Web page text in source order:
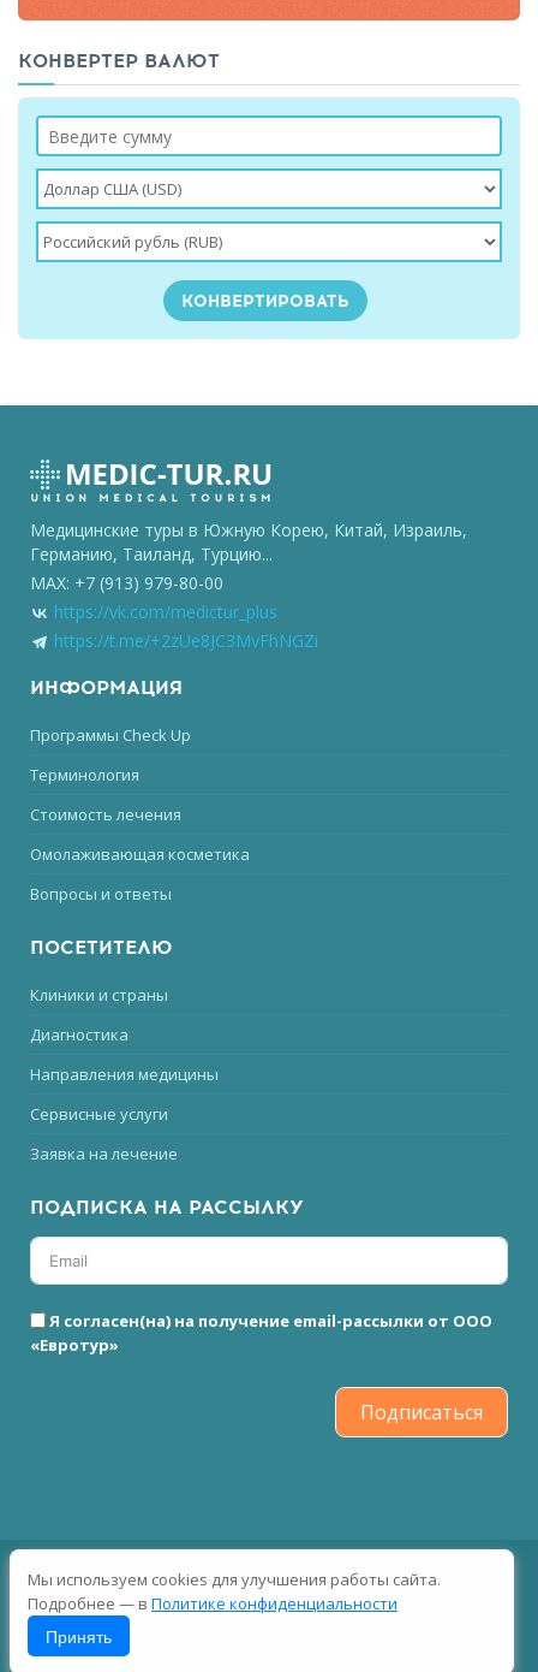
КОНВЕРТЕР ВАЛЮТ
Медицинские туры в Южную Корею, Китай, Израиль,
Германию, Таиланд, Турцию...
MAX: +7 (913) 979-80-00
https://vk.com/medictur_plus
https://t.me/+2zUe8JC3MvFhNGZi
ИНФОРМАЦИЯ
Программы Check Up
Терминология
Стоимость лечения
Омолаживающая косметика
Вопросы и ответы
ПОСЕТИТЕЛЮ
Клиники и страны
Диагностика
Направления медицины
Сервисные услуги
Заявка на лечение
ПОДПИСКА НА РАССЫЛКУ
Я согласен(на) на получение email-рассылки от ООО
«Евротур»
Подписаться
2026 © Все права защищены
Мы используем cookies для улучшения работы сайта.
Подробнее — в Политике конфиденциальности
Принять